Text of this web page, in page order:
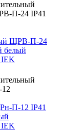
ЩРВ-П-24
белый
IEK
П-12 IP41
IEK